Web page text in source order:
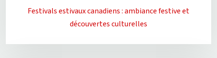
Festivals estivaux canadiens : ambiance festive et
découvertes culturelles